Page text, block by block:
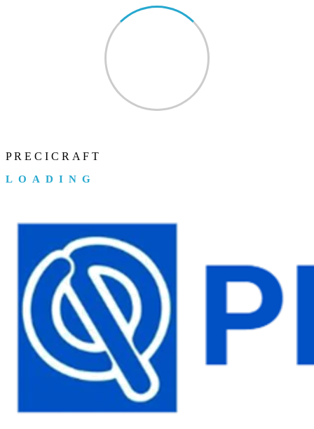
PR E C I C R A F T
LOADING